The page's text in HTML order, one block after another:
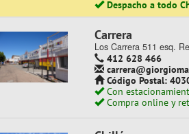
¡ YA
Despacho a todo
Carrera
Los Carrera 511 esq.
412 628 466
Código Postal:
Con
Compra online y
Y ELECTRÓNICA